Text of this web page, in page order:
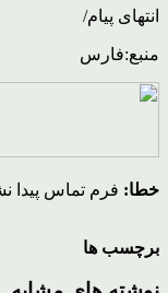
انتهای پیام/
منبع:فارس
خطا: فرم تماس پیدا
برچسب ها